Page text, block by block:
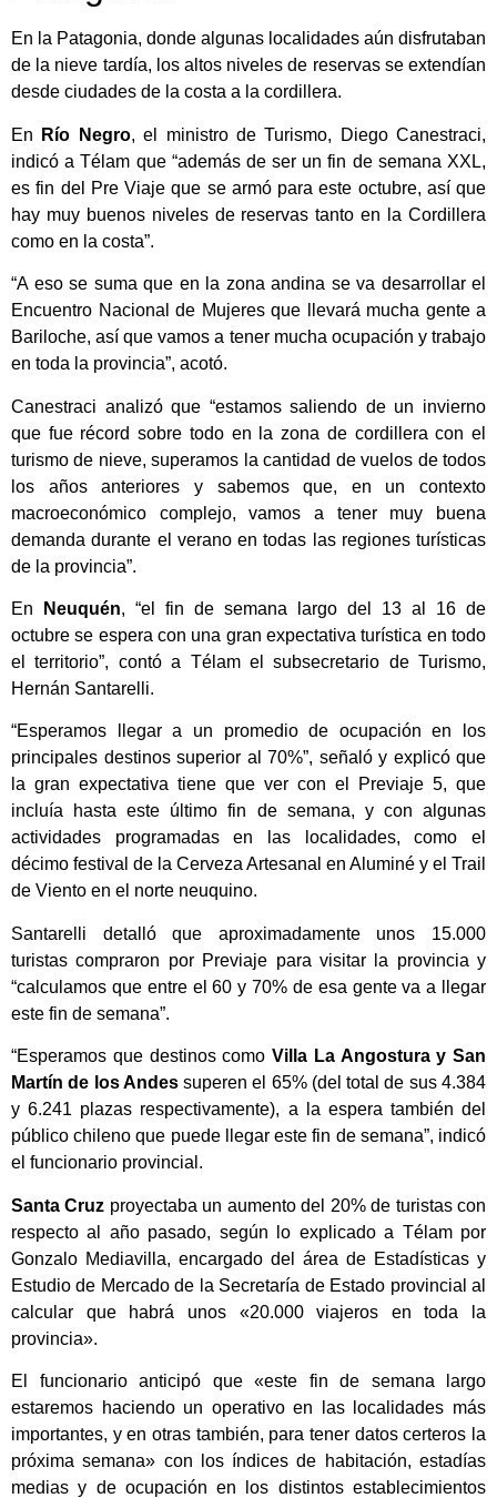
En la Patagonia, donde algunas localidades aún disfrutaban
de la nieve tardía, los altos niveles de reservas se extendían
desde ciudades de la costa a la cordillera.
En Río Negro, el ministro de Turismo, Diego Canestraci,
indicó a Télam que “además de ser un fin de semana XXL,
es fin del Pre Viaje que se armó para este octubre, así que
hay muy buenos niveles de reservas tanto en la Cordillera
como en la costa”.
“A eso se suma que en la zona andina se va desarrollar el
Encuentro Nacional de Mujeres que llevará mucha gente a
Bariloche, así que vamos a tener mucha ocupación y trabajo
en toda la provincia”, acotó.
Canestraci analizó que “estamos saliendo de un invierno
que fue récord sobre todo en la zona de cordillera con el
turismo de nieve, superamos la cantidad de vuelos de todos
los años anteriores y sabemos que, en un contexto
macroeconómico complejo, vamos a tener muy buena
demanda durante el verano en todas las regiones turísticas
de la provincia”.
En Neuquén, “el fin de semana largo del 13 al 16 de
octubre se espera con una gran expectativa turística en todo
el territorio”, contó a Télam el subsecretario de Turismo,
Hernán Santarelli.
“Esperamos llegar a un promedio de ocupación en los
principales destinos superior al 70%”, señaló y explicó que
la gran expectativa tiene que ver con el Previaje 5, que
incluía hasta este último fin de semana, y con algunas
actividades programadas en las localidades, como el
décimo festival de la Cerveza Artesanal en Aluminé y el Trail
de Viento en el norte neuquino.
Santarelli detalló que aproximadamente unos 15.000
turistas compraron por Previaje para visitar la provincia y
“calculamos que entre el 60 y 70% de esa gente va a llegar
este fin de semana”.
“Esperamos que destinos como Villa La Angostura y San
Martín de los Andessuperen el 65% (del total de sus 4.384
y 6.241 plazas respectivamente), a la espera también del
público chileno que puede llegar este fin de semana”, indicó
el funcionario provincial.
Santa Cruz proyectaba un aumento del 20% de turistas con
respecto al año pasado, según lo explicado a Télam por
Gonzalo Mediavilla, encargado del área de Estadísticas y
Estudio de Mercado de la Secretaría de Estado provincial al
calcular que habrá unos «20.000 viajeros en toda la
provincia».
El funcionario anticipó que «este fin de semana largo
estaremos haciendo un operativo en las localidades más
importantes, y en otras también, para tener datos certeros la
próxima semana» con los índices de habitación, estadías
medias y de ocupación en los distintos establecimientos